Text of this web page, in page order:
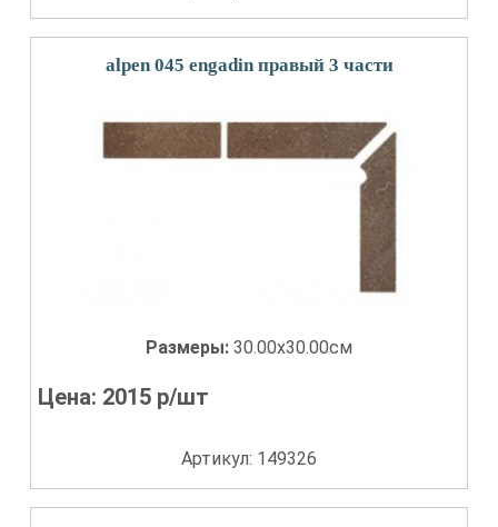
alpen 045 engadin правый 3 части
Размеры: 30.00x30.00см
Цена: 2015 р/шт
Артикул: 149326